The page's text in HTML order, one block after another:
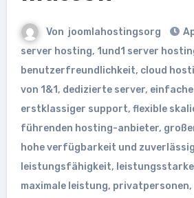
Von joomlahostingsorg
server hosting, 1und1 server
benutzerfreundlichkeit, cloud
von 1&1, dedizierte server,
erstklassiger support, flexible
führenden hosting-anbieter,
hohe verfügbarkeit und
leistungsfähigkeit,
maximale leistung, privatpersonen,